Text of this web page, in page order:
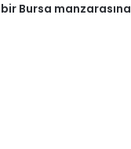
Bursa manzarasına